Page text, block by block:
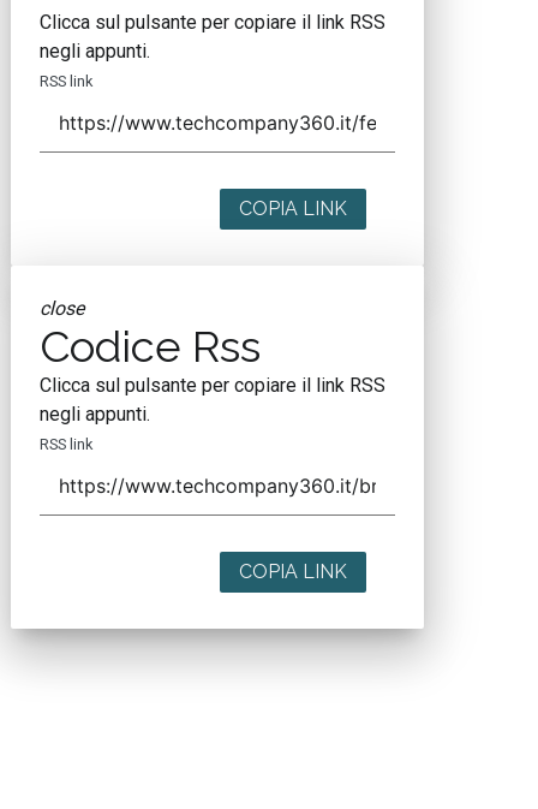
Clicca sul pulsante per copiare il link RSS
negli appunti.
RSS link
COPIA LINK
close
Codice Rss
Clicca sul pulsante per copiare il link RSS
negli appunti.
RSS link
COPIA LINK